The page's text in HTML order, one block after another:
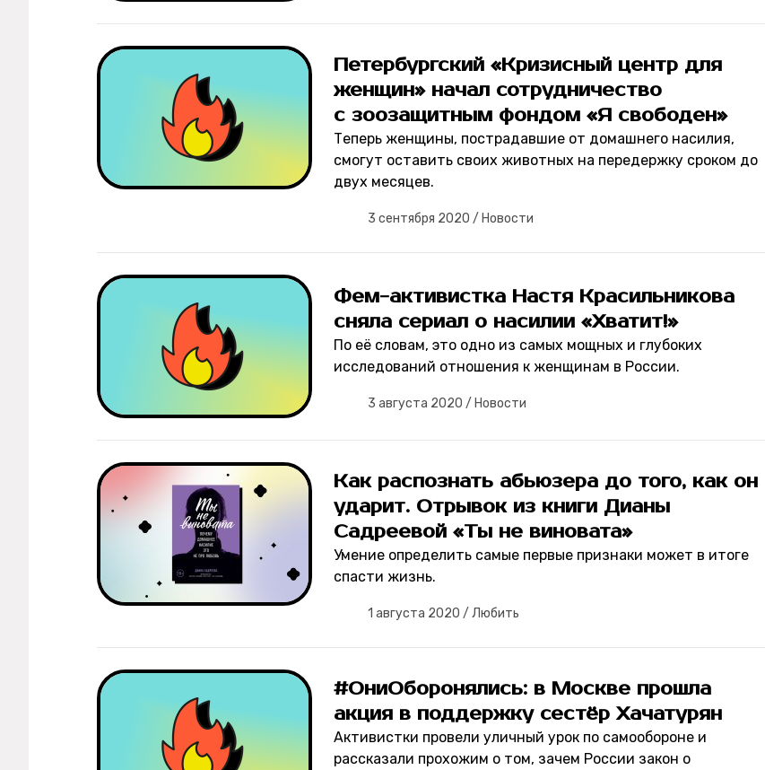
Петербургский «Кризисный центр для
женщин» начал сотрудничество
с зоозащитным фондом «Я свободен»
Теперь женщины, пострадавшие от домашнего насилия,
смогут оставить своих животных на передержку сроком до
двух месяцев.
3 сентября 2020 / Новости
Фем-активистка Настя Красильникова
сняла сериал о насилии «Хватит!»
По её словам, это одно из самых мощных и глубоких
исследований отношения к женщинам в России.
3 августа 2020 / Новости
Как распознать абьюзера до того, как он
ударит. Отрывок из книги Дианы
Садреевой «Ты не виновата»
Умение определить самые первые признаки может в итоге
спасти жизнь.
1 августа 2020 / Любить
#ОниОборонялись: в Москве прошла
акция в поддержку сестёр Хачатурян
Активистки провели уличный урок по самообороне и
рассказали прохожим о том, зачем России закон о